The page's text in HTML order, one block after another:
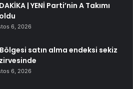
| YENİ Parti’nin A Takımı
6, 2026
satın alma endeksi sekiz
6, 2026